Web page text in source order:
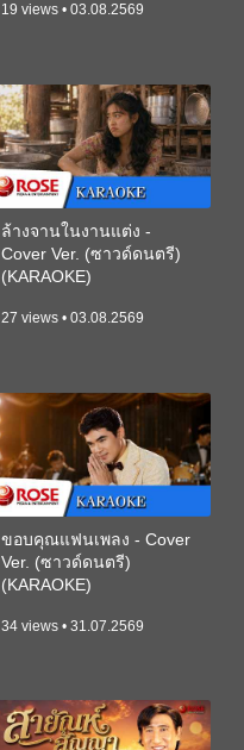
19 views • 03.08.2569
ล้างจานในงานแต่ง -
Cover Ver. (ซาวด์ดนตรี)
(KARAOKE)
27 views • 03.08.2569
ขอบคุณแฟนเพลง - Cover
Ver. (ซาวด์ดนตรี)
(KARAOKE)
34 views • 31.07.2569